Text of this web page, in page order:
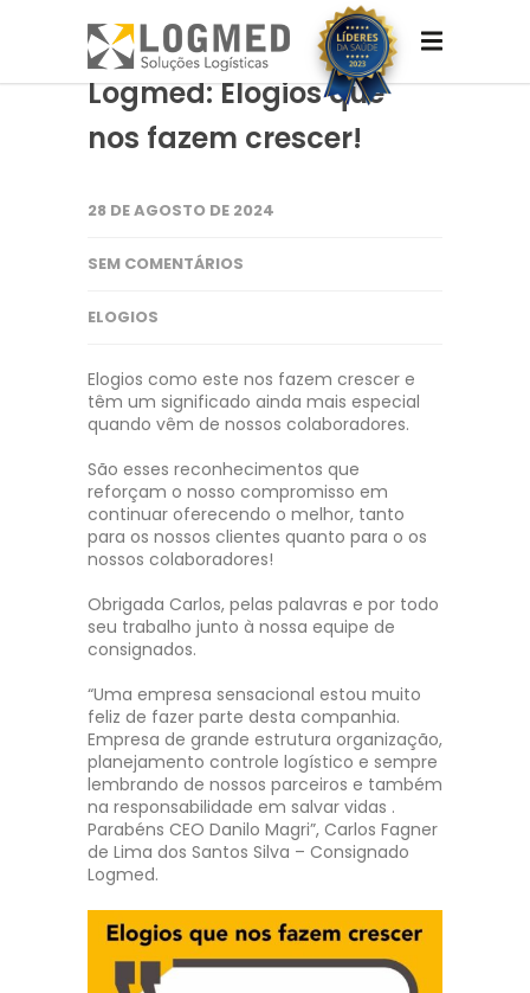
Logmed: Elogios que
nos fazem crescer!
28 DE AGOSTO DE 2024
SEM COMENTÁRIOS
ELOGIOS
Elogios como este nos fazem crescer e
têm um significado ainda mais especial
quando vêm de nossos colaboradores.
São esses reconhecimentos que
reforçam o nosso compromisso em
continuar oferecendo o melhor, tanto
para os nossos clientes quanto para o os
nossos colaboradores!
Obrigada Carlos, pelas palavras e por todo
seu trabalho junto à nossa equipe de
consignados.
“Uma empresa sensacional estou muito
feliz de fazer parte desta companhia.
Empresa de grande estrutura organização,
planejamento controle logístico e sempre
lembrando de nossos parceiros e também
na responsabilidade em salvar vidas .
Parabéns CEO Danilo Magri”, Carlos Fagner
de Lima dos Santos Silva – Consignado
Logmed.